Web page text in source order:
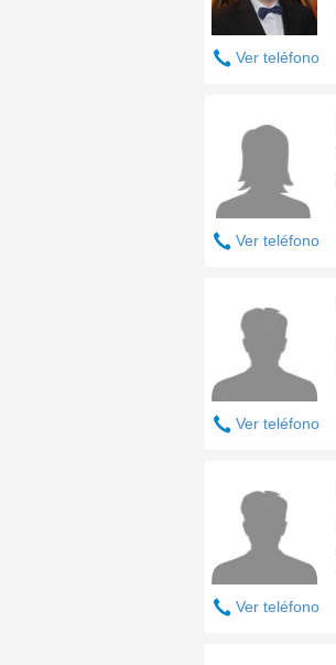
Ver teléfono
Ver teléfono
Ver teléfono
Ver teléfono